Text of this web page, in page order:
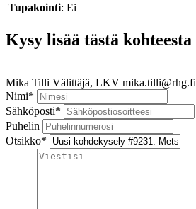
Tupakointi: Ei
Kysy lisää tästä kohteesta
Mika Tilli Välittäjä, LKV mika.tilli@rhg.fi
Nimi*
Sähköposti*
Puhelin
Otsikko*